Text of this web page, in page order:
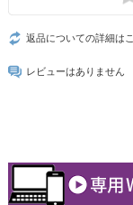
返品についての詳細は
レビューはありません